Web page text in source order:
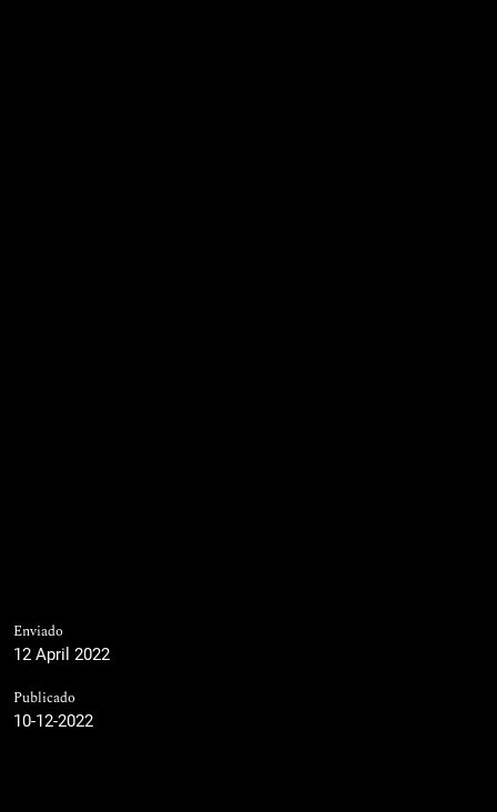
Enviado
12 April 2022
Publicado
10-12-2022